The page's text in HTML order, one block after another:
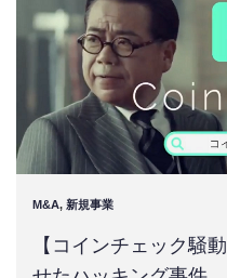
M&A, 新規事業
【コインチェック騒